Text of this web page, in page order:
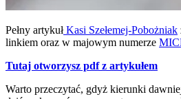
Pełny artykułKasi Szełemej-Pobożniak
linkiem oraz w majowym numerze
Tutaj otworzysz pdf z artykułem
Warto przeczytać, gdyż kierunki